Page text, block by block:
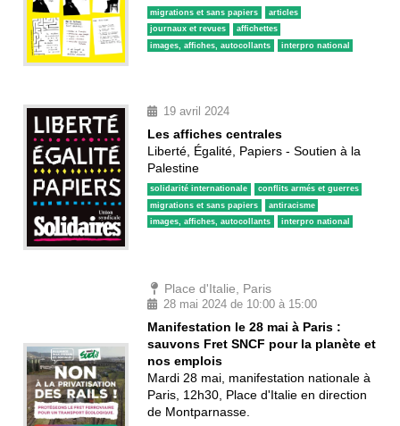
migrations et sans papiers
articles
journaux et revues
affichettes
images, affiches, autocollants
interpro national
19 avril 2024
Les affiches centrales
Liberté, Égalité, Papiers - Soutien à la
Palestine
solidarité internationale
conflits armés et guerres
migrations et sans papiers
antiracisme
images, affiches, autocollants
interpro national
Place d'Italie, Paris
28 mai 2024 de 10:00 à 15:00
Manifestation le 28 mai à Paris :
sauvons Fret SNCF pour la planète et
nos emplois
Mardi 28 mai, manifestation nationale à
Paris, 12h30, Place d'Italie en direction
de Montparnasse.